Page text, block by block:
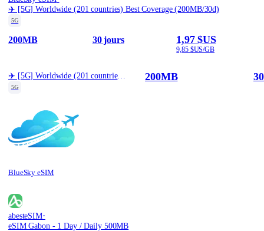
✈️ [5G] Worldwide (201 countries) Best Coverage (200MB/30d)
5G
200MB 30 jours 1,97 $US
9,85 $US/GB
✈️ [5G] Worldwide (201 countries) Best Coverage (200MB/30d)
5G
BlueSky eSIM
200MB
abesteSIM·
eSIM Gabon - 1 Day / Daily 500MB